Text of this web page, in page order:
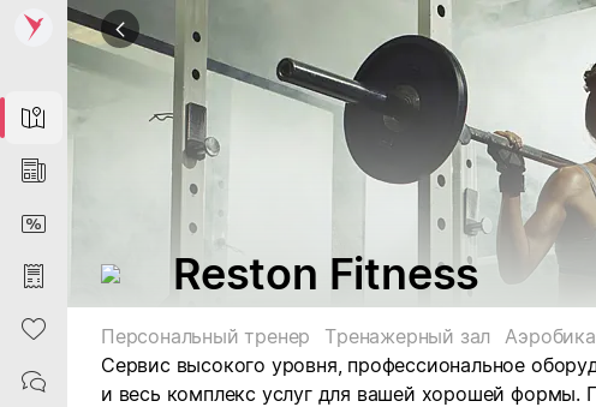
Map
News
DiscountCard
Purchases
Heart
Contacts
Reston Fitness
Персональный тренер Тренажерный зал
Сервис высокого уровня, профессиональное
и весь комплекс услуг для вашей хорошей формы.